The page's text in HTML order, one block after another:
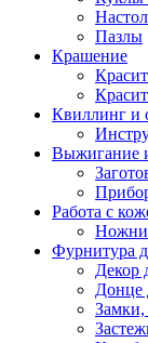
Пазлы
Крашение
Квиллинг и
Выжигание
Работа с
Фурнитура
Декор
Донце
Замки,